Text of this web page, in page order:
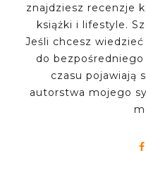
znajdziesz recenzje
książki i lifestyle.
Jeśli chcesz
do
czasu pojawiają
autorstwa mojego